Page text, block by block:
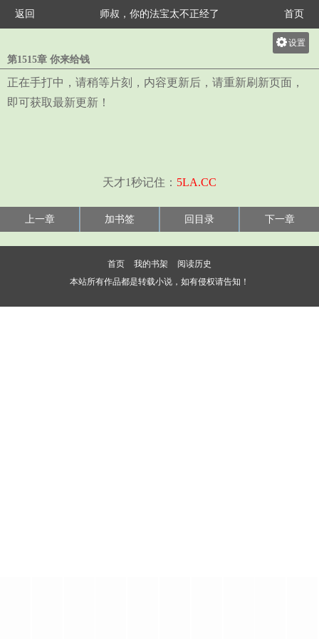
返回 师叔，你的法宝太不正经了 首页
设置
大
第1515章 你来给钱
正在手打中，请稍等片刻，内容更新后，请重新刷新页面，
即可获取最新更新！
天才1秒记住： 5LA.CC
上一章 加书签 回目录 下一章
首页 我的书架
阅读历史
本站所有作品都是转载小说，如有侵权请告知！